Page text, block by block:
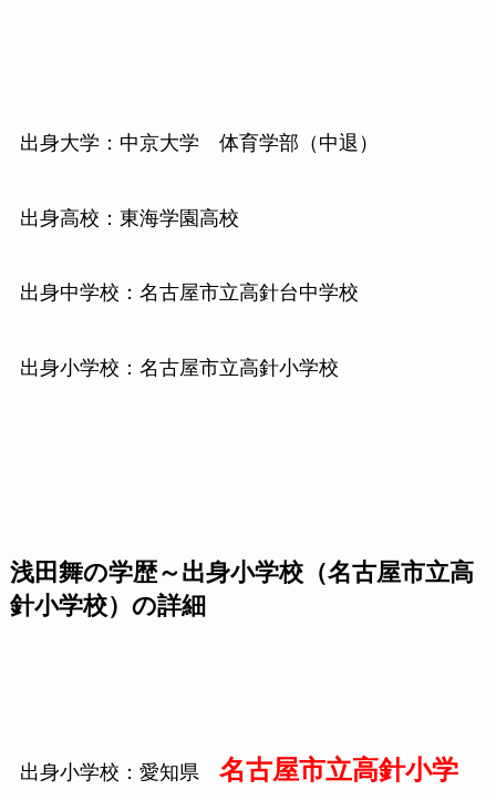
出身大学：中京大学 体育学部（中退）
出身高校：東海学園高校
出身中学校：名古屋市立高針台中学校
出身小学校：名古屋市立高針小学校
浅田舞の学歴～出身小学校（名古屋市立高
針小学校）の詳細
出身小学校：愛知県 名古屋市立高針小学